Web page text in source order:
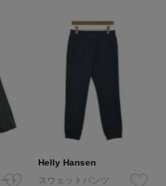
ト
Helly Hansen
スウェットパンツ